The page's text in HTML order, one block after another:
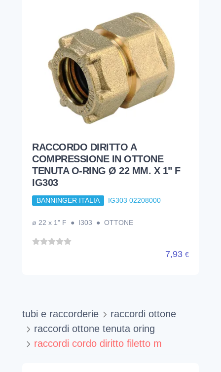
RACCORDO DIRITTO A
COMPRESSIONE IN OTTONE
TENUTA O-RING Ø 22 MM. X 1" F
IG303
BANNINGER ITALIA IG303 02208000
ø 22 x 1" F ● I303 ● OTTONE
7,93 €
tubi e raccorderie
raccordi ottone
raccordi ottone tenuta oring
raccordi cordo diritto filetto m